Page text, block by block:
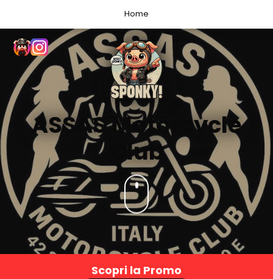
Home
ASSAS Motorcycle
Club
Scopri la Promo